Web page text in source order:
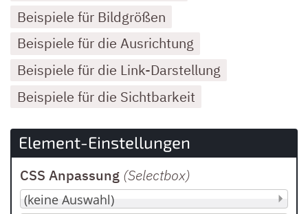
Beispiele für Bildgrößen
Beispiele für die Ausrichtung
Beispiele für die Link-Darstellung
Beispiele für die Sichtbarkeit
Element-Einstellungen
CSS Anpassung (Selectbox)